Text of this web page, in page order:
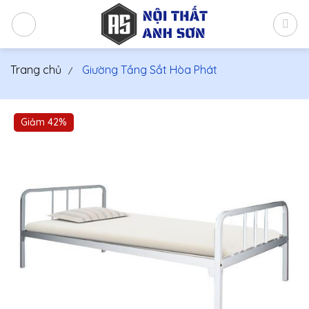
qua
Trang chủ
Giường Tầng Sắt Hòa Phát
Giảm 42%